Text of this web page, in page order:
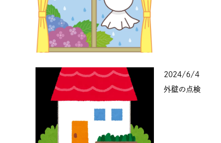
2024/6/4
外壁の点検